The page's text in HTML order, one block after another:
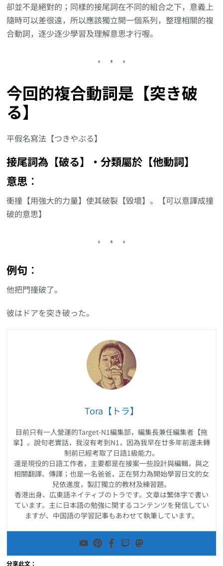
卻並不是絕對的；同樣的接尾詞在不同的組合之下，意義上
隨時可以差很遠，所以應該獨立開一個系列，整理相關的複
合動詞，逐少逐少學習及理解意思才行喔。
今回的複合動詞是【突き破
る】
平假名寫法【つきやぶる】
接尾詞為【破る】‧分類屬於【他動詞】
意思︰
衝撞【用強大的力量】使其破裂【毀壞】。【可以意譯成撞
破的意思】
例句︰
他把門撞破了。
彼はドアを突き破った。
Tora【トラ】
目前只有一人營運的Target-N1編集部，編集長兼任編集者【拖
拿】。說句老實話，我沒有考到N1，因為我早在廿多年前還未轉
制前已經考取了日語1級能力。
還是現役的日語工作者，主要都是在接案一些設計與編輯，與之
相關翻譯、傳譯；也是一名爸爸，正在努力為開始學習日文的女
兒依進度，製訂獨立的教材及練習題。
香港出身、広東語ネイティブのトラです。文章は繁体字で書い
ています。主に日本語の勉強に関するコンテンツを発信してい
ますが、中国語の学習記事もあわせて執筆しています。
分享此文：